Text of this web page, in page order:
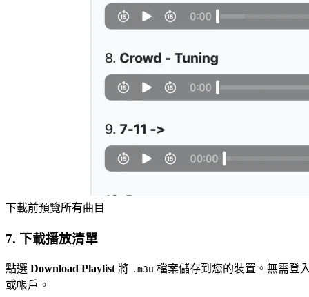
下載前預覽所有曲目
7. 下載播放清單
點選 Download Playlist 將 .m3u 檔案儲存到您的裝置。無需登
或帳戶。